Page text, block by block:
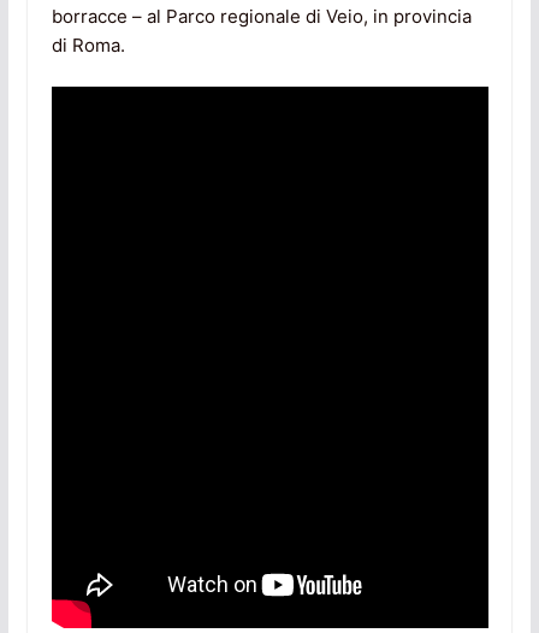
borracce – al Parco regionale di Veio, in provincia
di Roma.